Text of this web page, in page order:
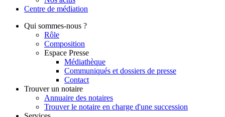
Centre de médiation
Qui sommes-nous ?
Rôle
Composition
Espace Presse
Médiathèque
Communiqués et dossiers de presse
Contact
Trouver un notaire
Annuaire des notaires
Trouver le notaire en charge d'une succession